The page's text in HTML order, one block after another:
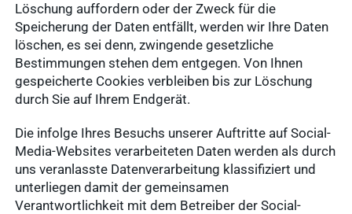
Tierarztbedarf
Ergebnisse
anzeigen
vitofyllin
Ergebnisse
anzeigen
Schnellzugriff
Service &
Kontakt
Tierarztbedarf
WDT-
Mitgliedschaft
Löschung auffordern oder der Zweck für die
Speicherung der Daten entfällt, werden wir Ihre Daten
löschen, es sei denn, zwingende gesetzliche
Bestimmungen stehen dem entgegen. Von Ihnen
gespeicherte Cookies verbleiben bis zur Löschung
durch Sie auf Ihrem Endgerät.
Die infolge Ihres Besuchs unserer Auftritte auf Social-
Media-Websites verarbeiteten Daten werden als durch
uns veranlasste Datenverarbeitung klassifiziert und
unterliegen damit der gemeinsamen
Verantwortlichkeit mit dem Betreiber der Social-